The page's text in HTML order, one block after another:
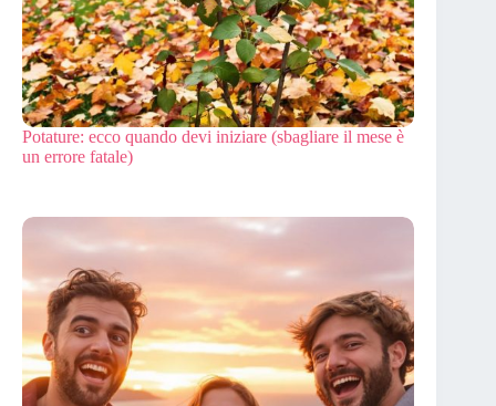
Potature: ecco quando devi iniziare (sbagliare il mese è
un errore fatale)